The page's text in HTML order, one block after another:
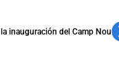
inauguración del Camp Nou